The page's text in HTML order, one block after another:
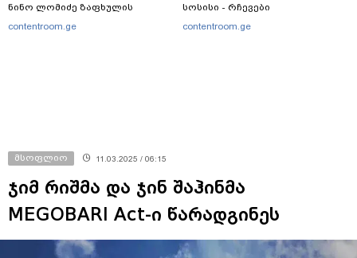
ნინო ლომიძე ზაფხულის
ალერგიებზე
contentroom.ge
სოსისი - რჩევები
„შეფმაისტერის“
contentroom.ge
მსოფლიო 11.03.2025 / 06:15
ჯიმ რიშმა და ჯინ შაჰინმა
MEGOBARI Act-ი წარადგინეს